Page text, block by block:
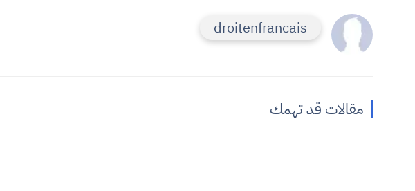
droitenfrancais
مقالات قد تهمك